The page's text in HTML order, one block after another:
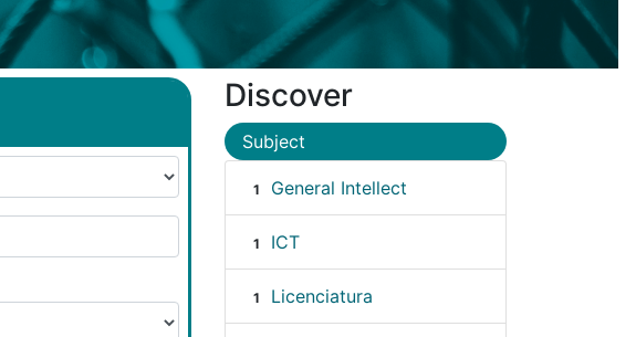
Discover
Subject
1 General Intellect
1 ICT
1 Licenciatura